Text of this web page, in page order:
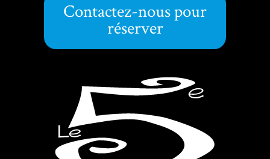
Contactez-nous pour
réserver